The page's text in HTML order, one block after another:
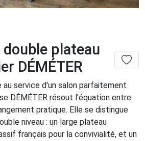
double plateau
DÉMÉTER
au service d'un salon parfaitement
DÉMÉTER résout l'équation entre
pratique. Elle se distingue
niveau : un large plateau
français pour la convivialité, et un